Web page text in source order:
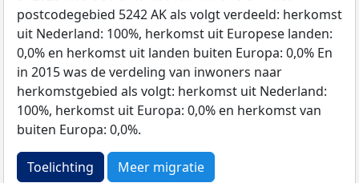
postcodegebied 5242 AK als volgt verdeeld: herkomst
uit Nederland: 100%, herkomst uit Europese landen:
0,0% en herkomst uit landen buiten Europa: 0,0% En
in 2015 was de verdeling van inwoners naar
herkomstgebied als volgt: herkomst uit Nederland:
100%, herkomst uit Europa: 0,0% en herkomst van
buiten Europa: 0,0%.
Toelichting Meer migratie